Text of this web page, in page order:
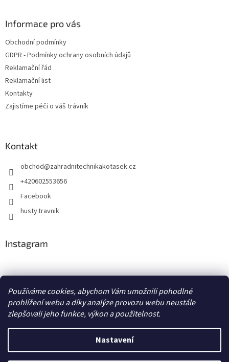
Používáme cookies, abychom Vám umožnili pohodlné
prohlížení webu a díky analýze provozu webu neustále
zlepšovali jeho funkce, výkon a použitelnost.
Nastavení
r
Informace pro vás
Obchodní podmínky
GDPR - Podmínky ochrany osobních údajů
Reklamační řád
Reklamační list
Kontakty
Zajistíme péči o váš trávník
Kontakt
obchod@zahradnitechnikakotasek.cz
+420602553656
Facebook
husty.travnik
Instagram